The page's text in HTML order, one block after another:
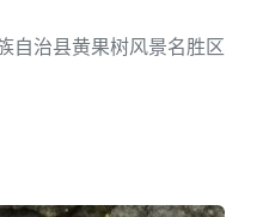
自治县黄果树风景名胜区